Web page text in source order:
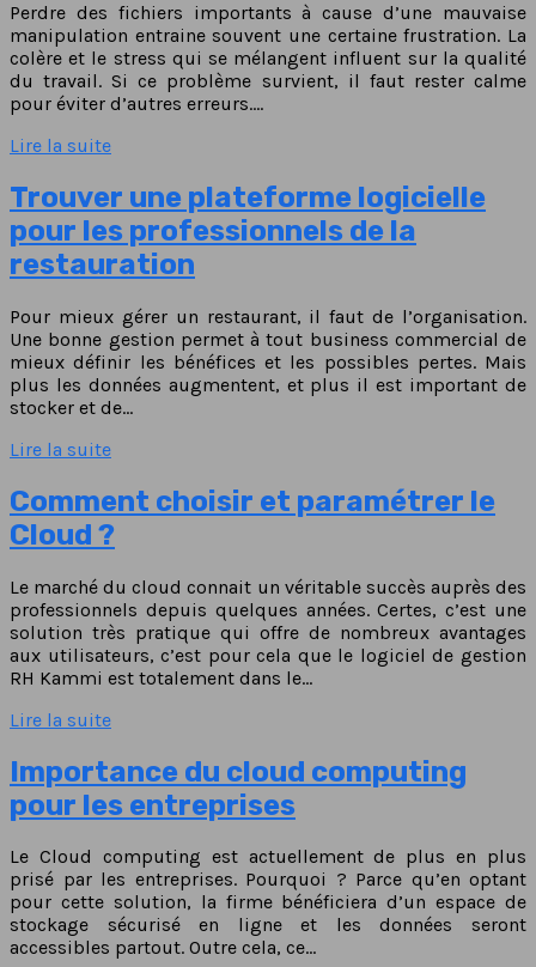
Perdre des fichiers importants à cause d’une mauvaise
manipulation entraine souvent une certaine frustration. La
colère et le stress qui se mélangent influent sur la qualité
du travail. Si ce problème survient, il faut rester calme
pour éviter d’autres erreurs….
Lire la suite
Trouver une plateforme logicielle
pour les professionnels de la
restauration
Pour mieux gérer un restaurant, il faut de l’organisation.
Une bonne gestion permet à tout business commercial de
mieux définir les bénéfices et les possibles pertes. Mais
plus les données augmentent, et plus il est important de
stocker et de…
Lire la suite
Comment choisir et paramétrer le
Cloud ?
Le marché du cloud connait un véritable succès auprès des
professionnels depuis quelques années. Certes, c’est une
solution très pratique qui offre de nombreux avantages
aux utilisateurs, c’est pour cela que le logiciel de gestion
RH Kammi est totalement dans le…
Lire la suite
Importance du cloud computing
pour les entreprises
Le Cloud computing est actuellement de plus en plus
prisé par les entreprises. Pourquoi ? Parce qu’en optant
pour cette solution, la firme bénéficiera d’un espace de
stockage sécurisé en ligne et les données seront
accessibles partout. Outre cela, ce…